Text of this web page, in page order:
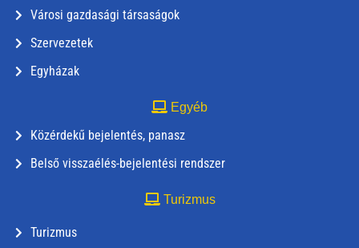
Városi gazdasági társaságok
Szervezetek
Egyházak
Egyéb
Közérdekű bejelentés, panasz
Belső visszaélés-bejelentési rendszer
Turizmus
Turizmus